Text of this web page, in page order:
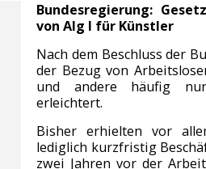
Bundesregierung:
von Alg I für Künstler
Nach dem Beschluss der
der Bezug von
und andere häufig
erleichtert.
Bisher erhielten vor
lediglich kurzfristig
zwei Jahren vor der